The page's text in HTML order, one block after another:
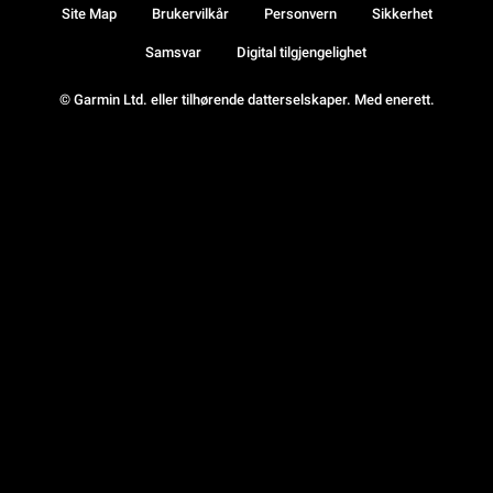
© Garmin Ltd. eller tilhørende datterselskaper. Med enerett.
Site Map Brukervilkår Personvern Sikkerhet
Samsvar Digital tilgjengelighet